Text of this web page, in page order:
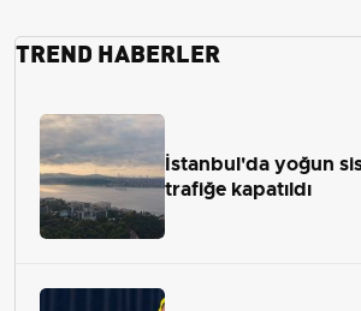
TREND HABERLER
İstanbul'da yoğun
trafiğe kapatıldı